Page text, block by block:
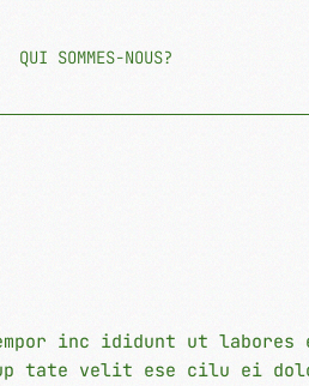
QUI SOMMES-NOUS?
inc ididunt ut
tate velit ese cilu ei